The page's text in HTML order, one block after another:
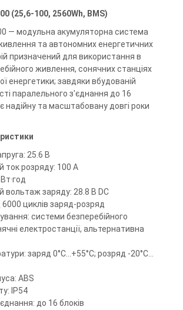
(25,6-100, 2560Wh, BMS)
— модульна акумуляторна система
та автономних енергетичних
призначений для використання в
живлення, сонячних станціях
енергетики; завдяки вбудованій
паралельного з'єднання до 16
надійну та масштабовану довгі роки
25.6 В
ток розряду: 100 А
вольтаж заряду: 28.8 В DC
циклів заряд-розряд
системи безперебійного
електростанції, альтернативна
заряд 0°C…+55°C; розряд -20°C…
ABS
IP54
до 16 блоків